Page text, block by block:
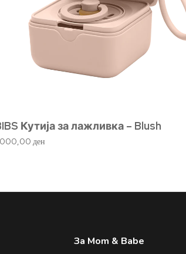
Кутија за лажливка – Blush
ден
За Mom & Babe